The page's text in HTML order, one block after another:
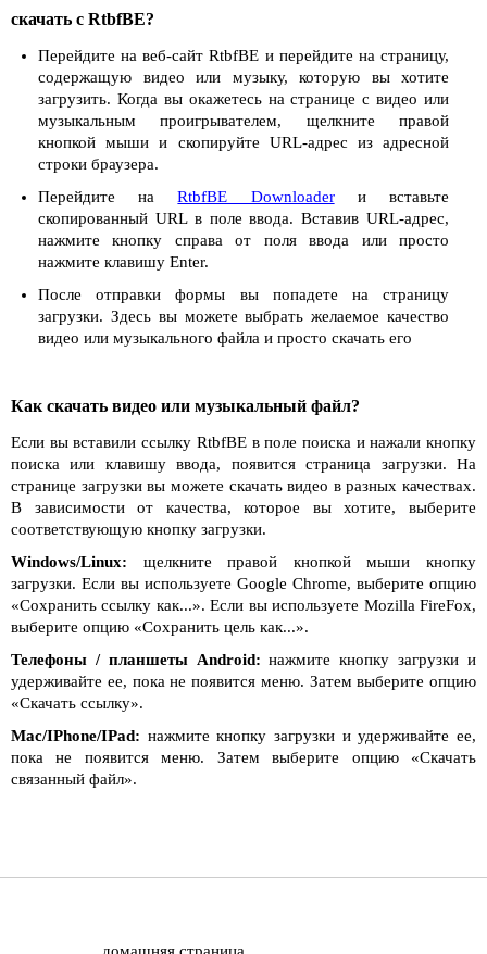
скачать с RtbfBE?
Перейдите на веб-сайт RtbfBE и перейдите на страницу,
содержащую видео или музыку, которую вы хотите
загрузить. Когда вы окажетесь на странице с видео или
музыкальным проигрывателем, щелкните правой
кнопкой мыши и скопируйте URL-адрес из адресной
строки браузера.
Перейдите наRtbfBE Downloaderи вставьте
скопированный URL в поле ввода. Вставив URL-адрес,
нажмите кнопку справа от поля ввода или просто
нажмите клавишу Enter.
После отправки формы вы попадете на страницу
загрузки. Здесь вы можете выбрать желаемое качество
видео или музыкального файла и просто скачать его
Как скачать видео или музыкальный файл?
Если вы вставили ссылку RtbfBE в поле поиска и нажали кнопку
поиска или клавишу ввода, появится страница загрузки. На
странице загрузки вы можете скачать видео в разных качествах.
В зависимости от качества, которое вы хотите, выберите
соответствующую кнопку загрузки.
Windows/Linux: щелкните правой кнопкой мыши кнопку
загрузки. Если вы используете Google Chrome, выберите опцию
«Сохранить ссылку как...». Если вы используете Mozilla FireFox,
выберите опцию «Сохранить цель как...».
Телефоны / планшеты Android: нажмите кнопку загрузки и
удерживайте ее, пока не появится меню. Затем выберите опцию
«Скачать ссылку».
Mac/IPhone/IPad: нажмите кнопку загрузки и удерживайте ее,
пока не появится меню. Затем выберите опцию «Скачать
связанный файл».